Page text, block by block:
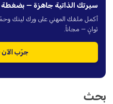
سيرتك الذاتية جاهزة —
أكمل ملفك المهني على ورك لينك وحمّل
ثوانٍ — مجاناً.
جرّب الآن
بحث